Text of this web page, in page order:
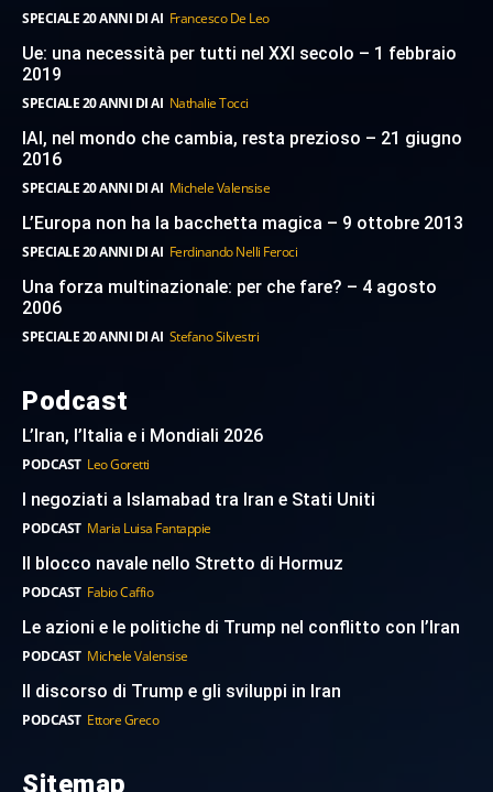
SPECIALE 20 ANNI DI AI Francesco De Leo
Ue: una necessità per tutti nel XXI secolo – 1 febbraio
2019
SPECIALE 20 ANNI DI AI Nathalie Tocci
IAI, nel mondo che cambia, resta prezioso – 21 giugno
2016
SPECIALE 20 ANNI DI AI Michele Valensise
L’Europa non ha la bacchetta magica – 9 ottobre 2013
SPECIALE 20 ANNI DI AI Ferdinando Nelli Feroci
Una forza multinazionale: per che fare? – 4 agosto
2006
SPECIALE 20 ANNI DI AI Stefano Silvestri
Podcast
L’Iran, l’Italia e i Mondiali 2026
PODCAST Leo Goretti
I negoziati a Islamabad tra Iran e Stati Uniti
PODCAST Maria Luisa Fantappie
Il blocco navale nello Stretto di Hormuz
PODCAST Fabio Caffio
Le azioni e le politiche di Trump nel conflitto con l’Iran
PODCAST Michele Valensise
Il discorso di Trump e gli sviluppi in Iran
PODCAST Ettore Greco
Sitemap